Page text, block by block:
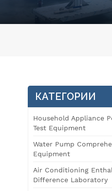
КАТЕГОРИИ
Household Appliance
Test Equipment
Water Pump
Equipment
Air Conditioning
Difference Laboratory